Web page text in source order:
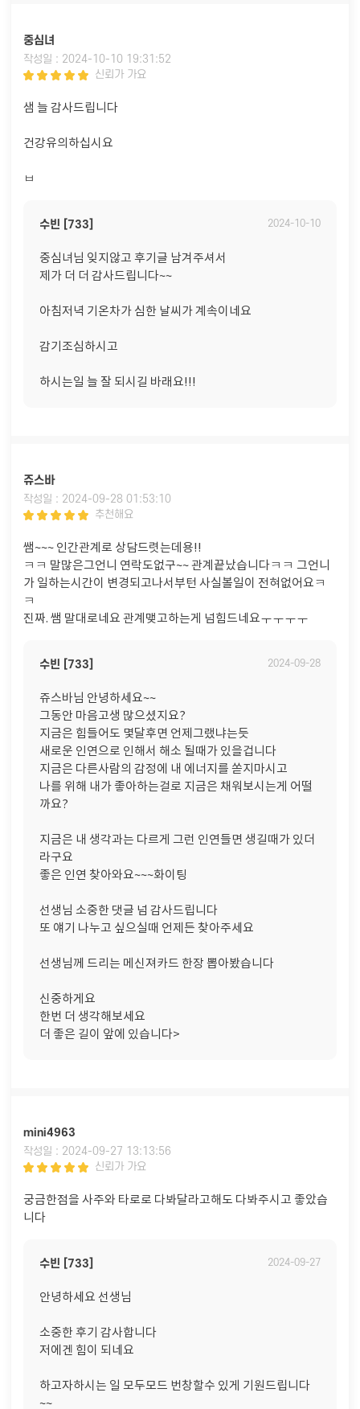
중심녀
작성일 : 2024-10-10 19:31:52
신뢰가 가요
샘 늘 감사드립니다
건강유의하십시요
ㅂ
수빈 [733] 2024-10-10
중심녀님 잊지않고 후기글 남겨주셔서
제가 더 더 감사드립니다~~
아침저녁 기온차가 심한 날씨가 계속이네요
감기조심하시고
하시는일 늘 잘 되시길 바래요!!!
쥬스바
작성일 : 2024-09-28 01:53:10
추천해요
쌤~~~ 인간관계로 상담드렷는데용!!
ㅋㅋ 말많은그언니 연락도없구~~ 관계끝났습니다ㅋㅋ 그언니
가 일하는시간이 변경되고나서부턴 사실볼일이 전혀없어요ㅋ
ㅋ
진짜. 쌤 말대로네요 관계맺고하는게 넘힘드네요ㅜㅜㅜㅜ
수빈 [733] 2024-09-28
쥬스바님 안녕하세요~~
그동안 마음고생 많으셨지요?
지금은 힘들어도 몇달후면 언제그랬냐는듯
새로운 인연으로 인해서 해소 될때가 있을겁니다
지금은 다른사람의 감정에 내 에너지를 쏟지마시고
나를 위해 내가 좋아하는걸로 지금은 채워보시는게 어떨
까요?
지금은 내 생각과는 다르게 그런 인연들면 생길때가 있더
라구요
좋은 인연 찾아와요~~~화이팅
선생님 소중한 댓글 넘 감사드립니다
또 얘기 나누고 싶으실때 언제든 찾아주세요
선생님께 드리는 메신져카드 한장 뽑아봤습니다
신중하게요
한번 더 생각해보세요
더 좋은 길이 앞에 있습니다>
mini4963
작성일 : 2024-09-27 13:13:56
신뢰가 가요
궁금한점을 사주와 타로로 다봐달라고해도 다봐주시고 좋았습
니다
수빈 [733] 2024-09-27
안녕하세요 선생님
소중한 후기 감사합니다
저에겐 힘이 되네요
하고자하시는 일 모두모드 번창할수 있게 기원드립니다
~~